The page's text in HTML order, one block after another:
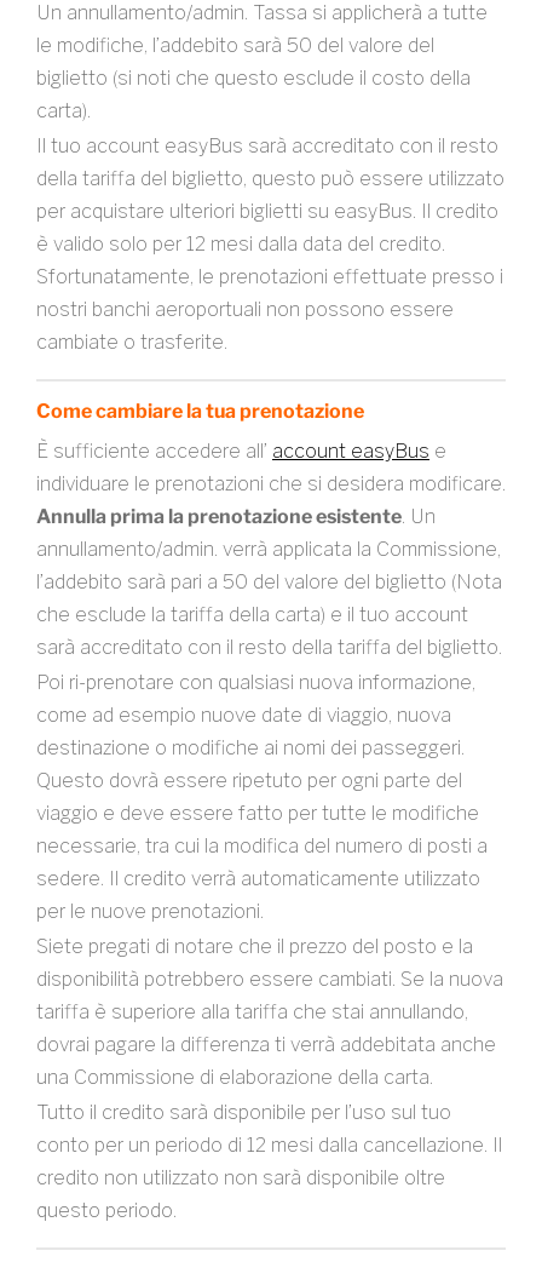
Un annullamento/admin. Tassa si applicherà a tutte
le modifiche, l’addebito sarà 50 del valore del
biglietto (si noti che questo esclude il costo della
carta).
Il tuo account easyBus sarà accreditato con il resto
della tariffa del biglietto, questo può essere utilizzato
per acquistare ulteriori biglietti su easyBus. Il credito
è valido solo per 12 mesi dalla data del credito.
Sfortunatamente, le prenotazioni effettuate presso i
nostri banchi aeroportuali non possono essere
cambiate o trasferite.
Come cambiare la tua prenotazione
È sufficiente accedere all’ account easyBus e
individuare le prenotazioni che si desidera modificare.
Annulla prima la prenotazione esistente. Un
annullamento/admin. verrà applicata la Commissione,
l’addebito sarà pari a 50 del valore del biglietto (Nota
che esclude la tariffa della carta) e il tuo account
sarà accreditato con il resto della tariffa del biglietto.
Poi ri-prenotare con qualsiasi nuova informazione,
come ad esempio nuove date di viaggio, nuova
destinazione o modifiche ai nomi dei passeggeri.
Questo dovrà essere ripetuto per ogni parte del
viaggio e deve essere fatto per tutte le modifiche
necessarie, tra cui la modifica del numero di posti a
sedere. Il credito verrà automaticamente utilizzato
per le nuove prenotazioni.
Siete pregati di notare che il prezzo del posto e la
disponibilità potrebbero essere cambiati. Se la nuova
tariffa è superiore alla tariffa che stai annullando,
dovrai pagare la differenza ti verrà addebitata anche
una Commissione di elaborazione della carta.
Tutto il credito sarà disponibile per l’uso sul tuo
conto per un periodo di 12 mesi dalla cancellazione. Il
credito non utilizzato non sarà disponibile oltre
questo periodo.